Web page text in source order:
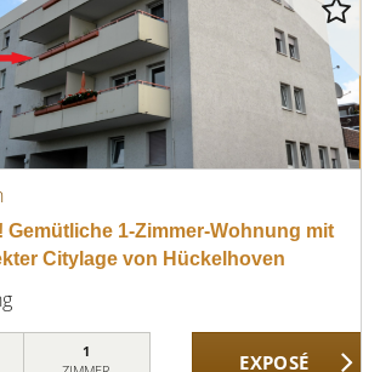
Gemütliche 1-Zimmer-Wohnung mit
Citylage von Hückelhoven
1